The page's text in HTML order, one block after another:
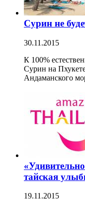
Сурин не
30.11.2015
К 100%
Сурин на
Андаманского
тайская
19.11.2015